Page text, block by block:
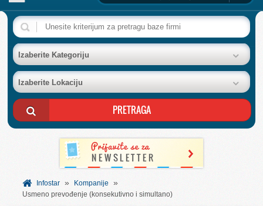
NASLOVNA
BAZA FIRMI
POSLOVNI OGLASI
AKCIJE I KATALOZI
BESPLATNI VAUČERI
SVET INFORMACIJA
Izaberite Kategoriju
Izaberite Lokaciju
Infostar » Kompanije »
Usmeno prevođenje (konsekutivno i simultano)